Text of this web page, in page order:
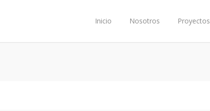
Inicio Nosotros Proyectos